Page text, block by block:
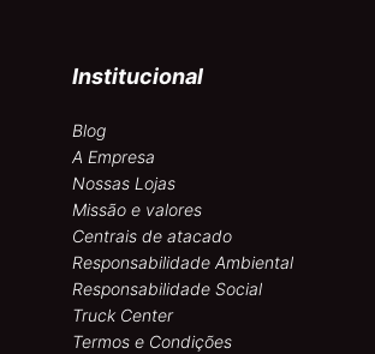
Institucional
Blog
A Empresa
Nossas Lojas
Missão e valores
Centrais de atacado
Responsabilidade Ambiental
Responsabilidade Social
Truck Center
Termos e Condições